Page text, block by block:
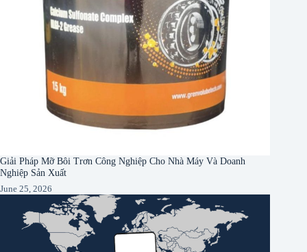
Giải Pháp Mỡ Bôi Trơn Công Nghiệp Cho Nhà Máy Và Doanh
Nghiệp Sản Xuất
June 25, 2026